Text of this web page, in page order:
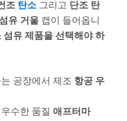
조 탄소 그리고 단조 탄
유 거울 캡이 들어옵니
섬유 제품을 선택해야 하
공장에서 제조 항공 우
수한 품질 애프터마